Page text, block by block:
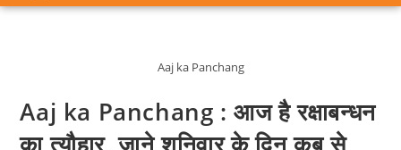
Aaj ka Panchang
Aaj ka Panchang : आज है रक्षाबन्धन